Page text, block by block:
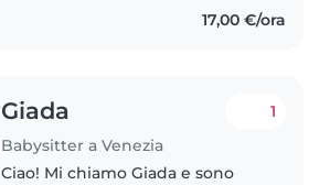
17,00 €/ora
Giada
Babysitter a Venezia
1
Ciao! Mi chiamo Giada e sono